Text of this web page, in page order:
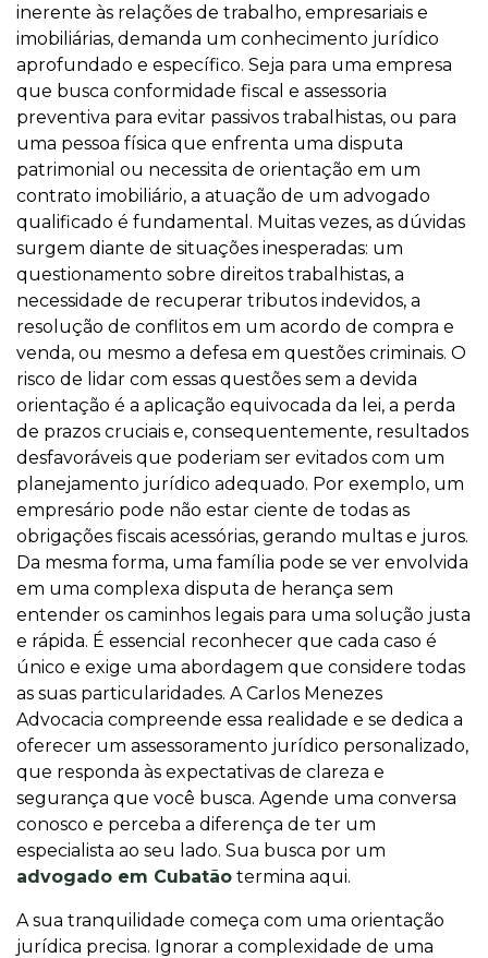
inerente às relações de trabalho, empresariais e
imobiliárias, demanda um conhecimento jurídico
aprofundado e específico. Seja para uma empresa
que busca conformidade fiscal e assessoria
preventiva para evitar passivos trabalhistas, ou para
uma pessoa física que enfrenta uma disputa
patrimonial ou necessita de orientação em um
contrato imobiliário, a atuação de um advogado
qualificado é fundamental. Muitas vezes, as dúvidas
surgem diante de situações inesperadas: um
questionamento sobre direitos trabalhistas, a
necessidade de recuperar tributos indevidos, a
resolução de conflitos em um acordo de compra e
venda, ou mesmo a defesa em questões criminais. O
risco de lidar com essas questões sem a devida
orientação é a aplicação equivocada da lei, a perda
de prazos cruciais e, consequentemente, resultados
desfavoráveis que poderiam ser evitados com um
planejamento jurídico adequado. Por exemplo, um
empresário pode não estar ciente de todas as
obrigações fiscais acessórias, gerando multas e juros.
Da mesma forma, uma família pode se ver envolvida
em uma complexa disputa de herança sem
entender os caminhos legais para uma solução justa
e rápida. É essencial reconhecer que cada caso é
único e exige uma abordagem que considere todas
as suas particularidades. A Carlos Menezes
Advocacia compreende essa realidade e se dedica a
oferecer um assessoramento jurídico personalizado,
que responda às expectativas de clareza e
segurança que você busca. Agende uma conversa
conosco e perceba a diferença de ter um
especialista ao seu lado. Sua busca por um
advogado em Cubatão termina aqui.
A sua tranquilidade começa com uma orientação
jurídica precisa. Ignorar a complexidade de uma